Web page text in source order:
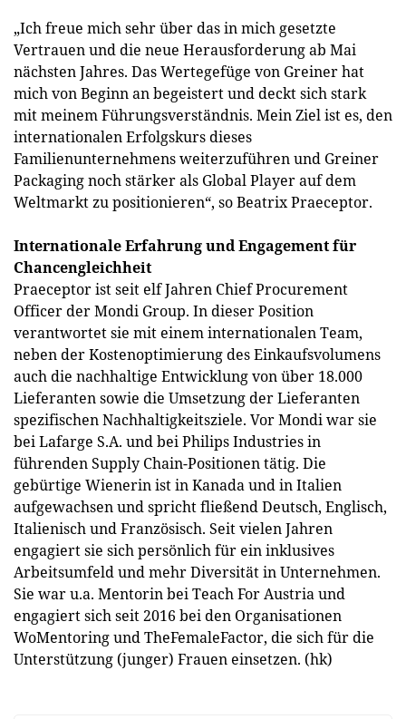
„Ich freue mich sehr über das in mich gesetzte
Vertrauen und die neue Herausforderung ab Mai
nächsten Jahres. Das Wertegefüge von Greiner hat
mich von Beginn an begeistert und deckt sich stark
mit meinem Führungsverständnis. Mein Ziel ist es, den
internationalen Erfolgskurs dieses
Familienunternehmens weiterzuführen und Greiner
Packaging noch stärker als Global Player auf dem
Weltmarkt zu positionieren“, so Beatrix Praeceptor.
Internationale Erfahrung und Engagement für
Chancengleichheit
Praeceptor ist seit elf Jahren Chief Procurement
Officer der Mondi Group. In dieser Position
verantwortet sie mit einem internationalen Team,
neben der Kostenoptimierung des Einkaufsvolumens
auch die nachhaltige Entwicklung von über 18.000
Lieferanten sowie die Umsetzung der Lieferanten
spezifischen Nachhaltigkeitsziele. Vor Mondi war sie
bei Lafarge S.A. und bei Philips Industries in
führenden Supply Chain-Positionen tätig. Die
gebürtige Wienerin ist in Kanada und in Italien
aufgewachsen und spricht fließend Deutsch, Englisch,
Italienisch und Französisch. Seit vielen Jahren
engagiert sie sich persönlich für ein inklusives
Arbeitsumfeld und mehr Diversität in Unternehmen.
Sie war u.a. Mentorin bei Teach For Austria und
engagiert sich seit 2016 bei den Organisationen
WoMentoring und TheFemaleFactor, die sich für die
Unterstützung (junger) Frauen einsetzen. (hk)